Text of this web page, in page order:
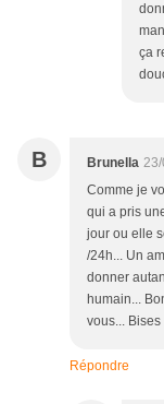
ça
B Brunella
Comme je
qui a pris
jour ou elle
/24h... Un
donner
humain...
vous...
Répondre